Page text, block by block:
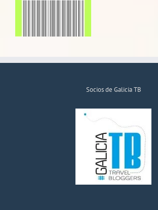
Socios de Galicia TB